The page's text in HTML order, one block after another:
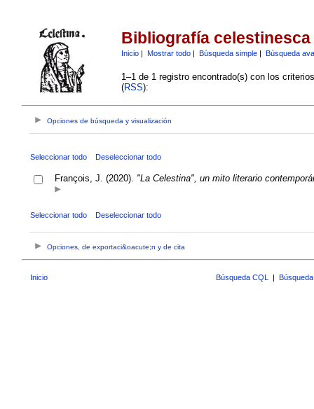
Bibliografía celestinesca
Inicio| Mostrar todo| Búsqueda simple| Búsqueda
1–1 de 1 registro encontrado(s) con los
(RSS):
Opciones de búsqueda y visualización
Seleccionar todo Deseleccionar todo
François, J. (2020). "La Celestina", un mito literario
Seleccionar todo Deseleccionar todo
Opciones, de exportaci&oacute;n y de cita
Inicio Búsqueda CQL |